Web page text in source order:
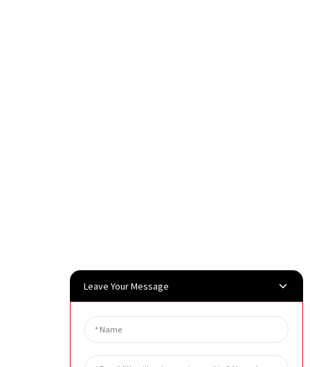
Leave Your Message